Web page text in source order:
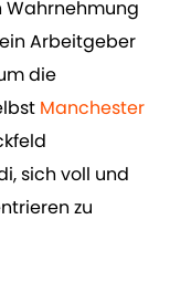
Wahrnehmung
Arbeitgeber
die
Manchester
sich voll und
zu